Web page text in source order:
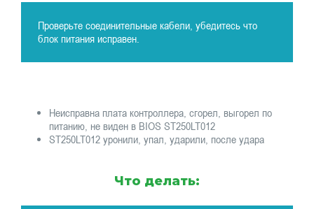
Проверьте соединительные кабели, убедитесь что
блок питания исправен.
Неисправна плата контроллера, сгорел, выгорел по
питанию, не виден в BIOS ST250LT012
ST250LT012 уронили, упал, ударили, после удара
Что делать: